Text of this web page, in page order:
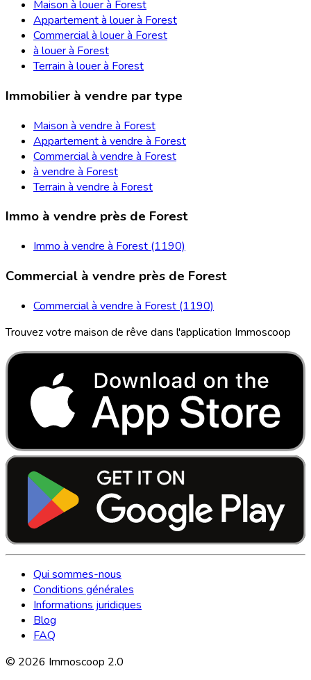
Maison à louer à Forest
Appartement à louer à Forest
Commercial à louer à Forest
à louer à Forest
Terrain à louer à Forest
Immobilier à vendre par type
Maison à vendre à Forest
Appartement à vendre à Forest
Commercial à vendre à Forest
à vendre à Forest
Terrain à vendre à Forest
Immo à vendre près de Forest
Immo à vendre à Forest (1190)
Commercial à vendre près de Forest
Commercial à vendre à Forest (1190)
Trouvez votre maison de rêve dans l'application Immoscoop
Qui sommes-nous
Conditions générales
Informations juridiques
Blog
FAQ
© 2026 Immoscoop 2.0